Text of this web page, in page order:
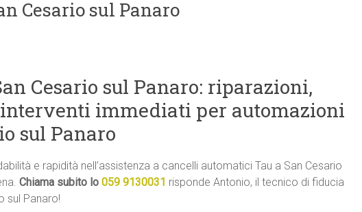
Cesario sul Panaro
Cesario sul Panaro: riparazioni,
immediati per automazioni
sul Panaro
e rapidità nell’assistenza a cancelli automatici Tau a San Cesario
Chiama subito lo 059 9130031 risponde Antonio, il tecnico di fiducia
sul Panaro!